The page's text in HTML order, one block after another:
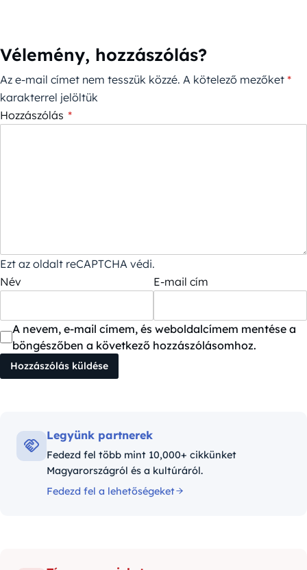
Vélemény, hozzászólás?
Az e-mail címet nem tesszük közzé. A kötelező mezőket *
karakterrel jelöltük
Hozzászólás *
Ezt az oldalt reCAPTCHA védi.
Név
E-mail cím
A nevem, e-mail címem, és weboldalcímem mentése a
böngészőben a következő hozzászólásomhoz.
Legyünk partnerek
Fedezd fel több mint 10,000+ cikkünket
Magyarországról és a kultúráról.
Fedezd fel a lehetőségeket